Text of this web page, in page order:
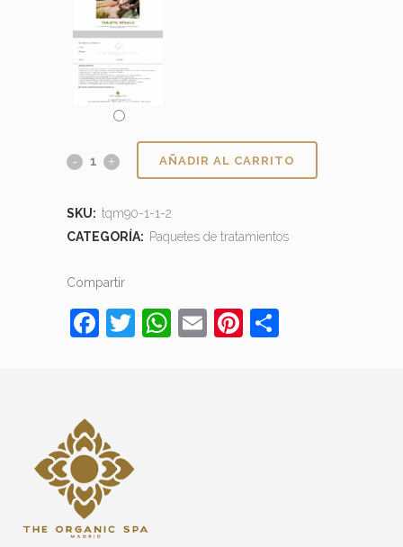
AÑADIR AL CARRITO
SKU: tqm90-1-1-2
CATEGORÍA: Paquetes de tratamientos
Compartir
Facebook
Twitter
WhatsApp
EmailPinterest